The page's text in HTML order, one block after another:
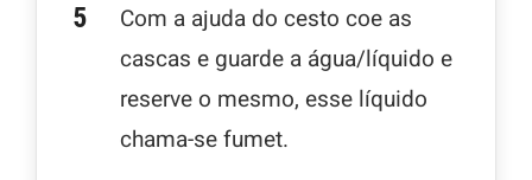
Com a ajuda do cesto coe as
cascas e guarde a água/líquido e
reserve o mesmo, esse líquido
chama-se fumet.